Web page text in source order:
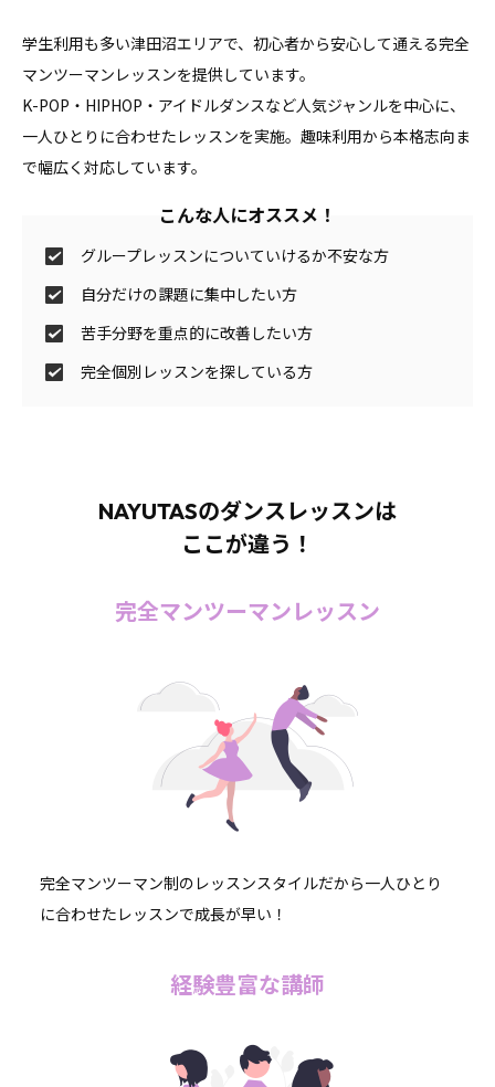
学生利用も多い津田沼エリアで、初心者から安心して通える完全
マンツーマンレッスンを提供しています。
K-POP・HIPHOP・アイドルダンスなど人気ジャンルを中心に、
一人ひとりに合わせたレッスンを実施。趣味利用から本格志向ま
で幅広く対応しています。
こんな人にオススメ！
グループレッスンについていけるか不安な方
自分だけの課題に集中したい方
苦手分野を重点的に改善したい方
完全個別レッスンを探している方
NAYUTASのダンスレッスンは
ここが違う！
完全マンツーマンレッスン
完全マンツーマン制のレッスンスタイルだから一人ひとり
に合わせたレッスンで成長が早い！
経験豊富な講師